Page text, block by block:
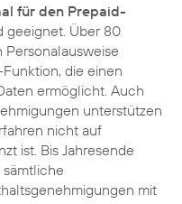
für den Prepaid-
geeignet. Über 80
die einen
ermöglicht. Auch
unterstützen
nicht auf
ist. Bis Jahresende
mit